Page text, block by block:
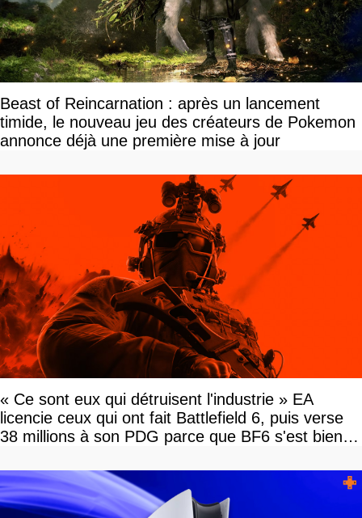
Beast of Reincarnation : après un lancement
timide, le nouveau jeu des créateurs de Pokemon
annonce déjà une première mise à jour
« Ce sont eux qui détruisent l'industrie » EA
licencie ceux qui ont fait Battlefield 6, puis verse
38 millions à son PDG parce que BF6 s'est bien